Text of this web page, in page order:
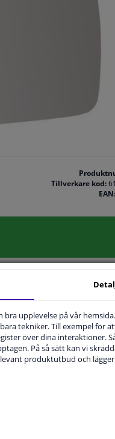
Tillverkare kod:
EAN:
bra upplevelse på vår
tekniker. Till exempel för
över dina interaktioner.
På så sätt kan vi
produktutbud och